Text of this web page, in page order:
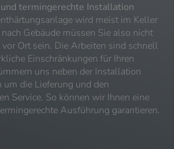
und termingerechte Installation
wird meist im Keller
Gebäude müssen Sie also nicht
Ort sein. Die Arbeiten sind schnell
Einschränkungen für Ihren
uns neben der Installation
um die Lieferung und den
Service. So können wir Ihnen eine
Ausführung garantieren.